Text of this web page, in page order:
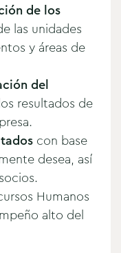
de los
las unidades
y áreas de
del
resultados de
con base
desea, así
Humanos
alto del